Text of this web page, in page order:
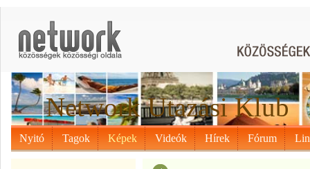
Network Utazási Klub
Nyitó Tagok Képek Videók Hírek Fórum